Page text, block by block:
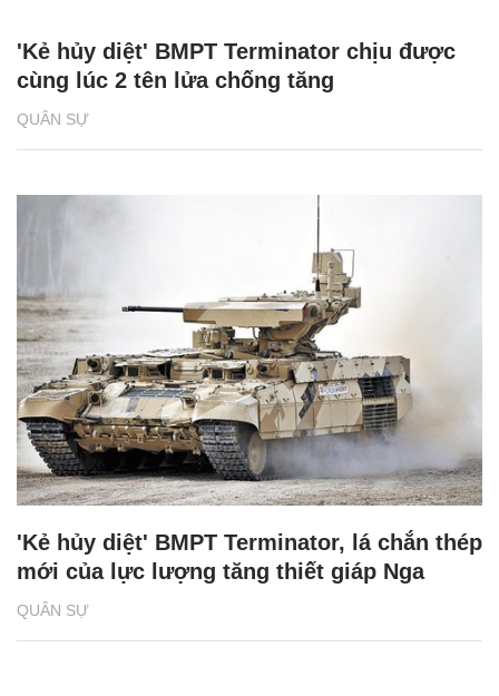
QUÂN SỰ
'Kẻ hủy diệt' BMPT Terminator chịu được
cùng lúc 2 tên lửa chống tăng
QUÂN SỰ
'Kẻ hủy diệt' BMPT Terminator, lá chắn thép
mới của lực lượng tăng thiết giáp Nga